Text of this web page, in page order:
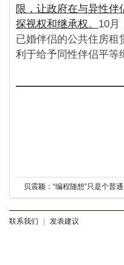
限，让政府在与异性
探视权和继承权。 10月
已婚伴侣的公共住房租
利于给予同性伴侣平等
联系我们 | 发表建议